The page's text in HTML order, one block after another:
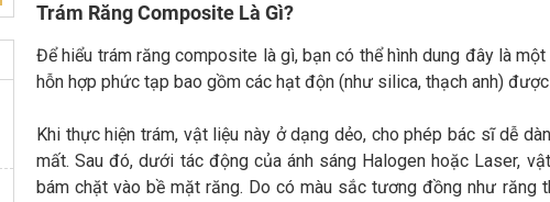
Trám Răng Composite Là Gì?
Để hiểu trám răng composite là gì, bạn có thể hình dung đây là
hỗn hợp phức tạp bao gồm các hạt độn (như silica, thạch anh)
Khi thực hiện trám, vật liệu này ở dạng dẻo, cho phép bác sĩ dễ
mất. Sau đó, dưới tác động của ánh sáng Halogen hoặc Laser,
bám chặt vào bề mặt răng. Do có màu sắc tương đồng như